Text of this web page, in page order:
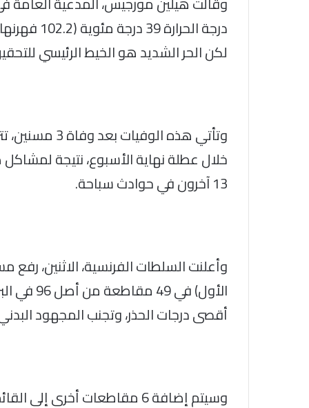
درجة
لكن الحر الشديد هو الخيط الرئيسي
خلال عطلة نهاية الأسبوع، نتيجة
13 آخرون في حوادث سباحة.
وأعلنت السلطات الفرنسية، الاثنين،
أقصى درجات الحذر، وتجنب المجهود